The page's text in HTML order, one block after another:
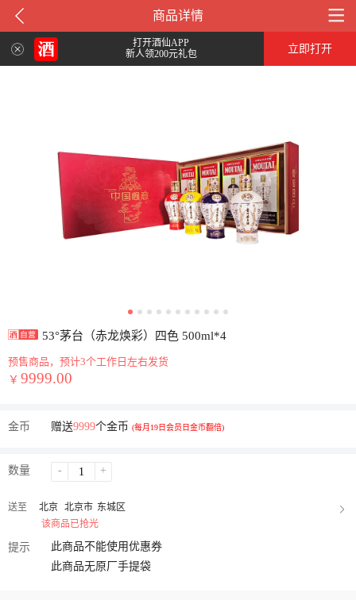
商品详情
打开酒仙APP
新人领200元礼包
立即打开
53°茅台（赤龙焕彩）四色 500ml*4
预售商品，预计3个工作日左右发货
￥ 9999.00
金币 赠送9999个金币 (每月19日会员日金币翻倍)
数量 - +
送至 北京 北京市 东城区
该商品已抢光
提示
此商品不能使用优惠券
此商品无原厂手提袋